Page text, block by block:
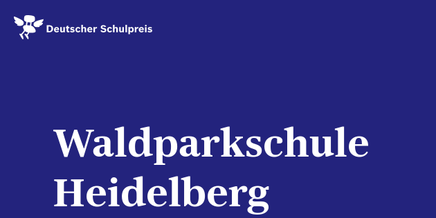
zum
Inhalt
Waldparkschule
Heidelberg